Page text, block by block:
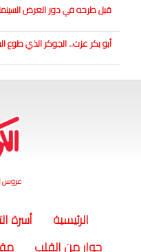
قبل طرحه في دور العرض
أبو بكر عزت.. الجوكر الذي طوع
عروس
الرئيسية أسرة
حوار من القلب